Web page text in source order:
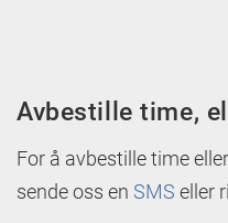
Avbestille time,
For å avbestille time
sende oss en SMS eller